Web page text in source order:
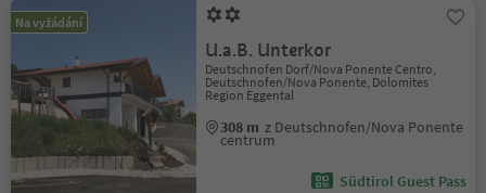
Na vyžádání
U.a.B. Unterkor
Deutschnofen Dorf/Nova Ponente Centro,
Deutschnofen/Nova Ponente, Dolomites
Region Eggental
308 m z Deutschnofen/Nova Ponente
centrum
Südtirol Guest Pass